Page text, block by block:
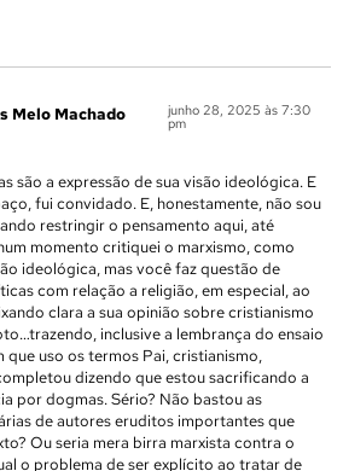
Melo Machado
junho 28, 2025 às 7:30
pm
são a expressão de sua visão ideológica. E
fui convidado. E, honestamente, não sou
restringir o pensamento aqui, até
momento critiquei o marxismo, como
ideológica, mas você faz questão de
com relação a religião, em especial, ao
clara a sua opinião sobre cristianismo
inclusive a lembrança do ensaio
que uso os termos Pai, cristianismo,
dizendo que estou sacrificando a
por dogmas. Sério? Não bastou as
de autores eruditos importantes que
Ou seria mera birra marxista contra o
o problema de ser explícito ao tratar de